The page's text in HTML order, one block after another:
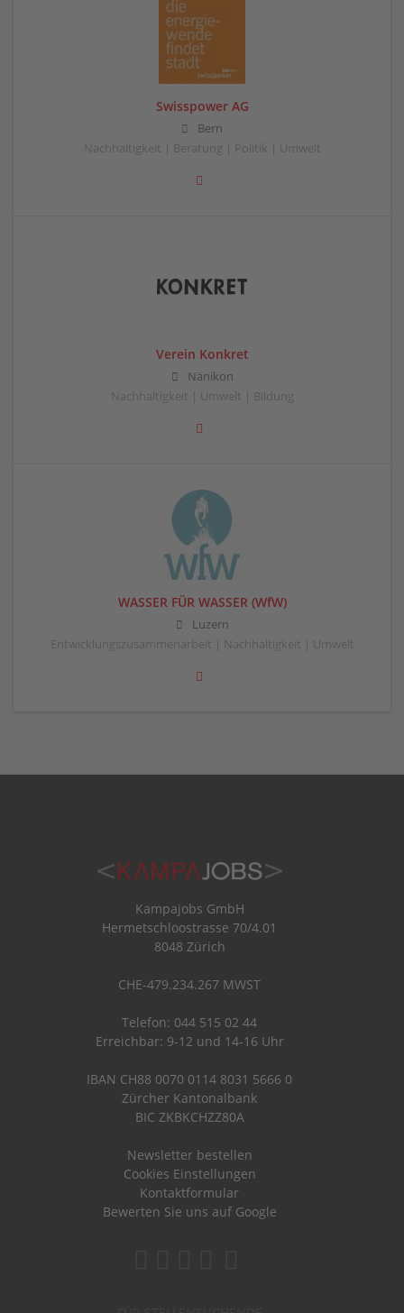
Swisspower AG
Bern
Nachhaltigkeit | Beratung | Politik | Umwelt
Verein Konkret
Nänikon
Nachhaltigkeit | Umwelt | Bildung
WASSER FÜR WASSER (WfW)
Luzern
Entwicklungszusammenarbeit | Nachhaltigkeit | Umwelt
Kampajobs GmbH
Hermetschloostrasse 70/4.01
8048 Zürich
CHE-479.234.267 MWST
Telefon: 044 515 02 44
Erreichbar: 9-12 und 14-16 Uhr
IBAN CH88 0070 0114 8031 5666 0
Zürcher Kantonalbank
BIC ZKBKCHZZ80A
Newsletter bestellen
Cookies Einstellungen
Kontaktformular
Bewerten Sie uns auf Google